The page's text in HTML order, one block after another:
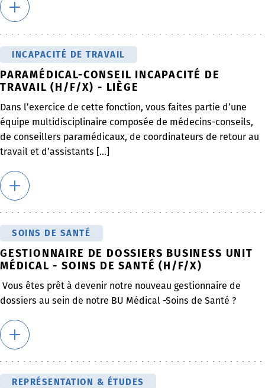
INCAPACITÉ DE TRAVAIL
PARAMÉDICAL-CONSEIL INCAPACITÉ DE
TRAVAIL (H/F/X) - LIÈGE
Dans l’exercice de cette fonction, vous faites partie d’une
équipe multidisciplinaire composée de médecins-conseils,
de conseillers paramédicaux, de coordinateurs de retour au
travail et d’assistants [...]
SOINS DE SANTÉ
GESTIONNAIRE DE DOSSIERS BUSINESS UNIT
MÉDICAL - SOINS DE SANTÉ (H/F/X)
Vous êtes prêt à devenir notre nouveau gestionnaire de
dossiers au sein de notre BU Médical -Soins de Santé ?
REPRÉSENTATION & ÉTUDES